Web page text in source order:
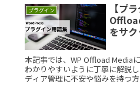
プラグイン
【プ
をサ
本記事では、WP Offload Media
わかりやすいように丁寧に解説
ディア管理に不安や悩みを持つ